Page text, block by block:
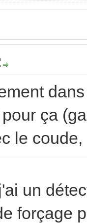
ça
le coude,
un
forçage